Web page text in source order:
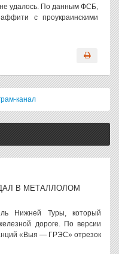
не удалось. По данным ФСБ,
с проукраинскими
канал
В МЕТАЛЛОЛОМ
Нижней Туры, который
дороге. По версии
«Выя — ГРЭС» отрезок